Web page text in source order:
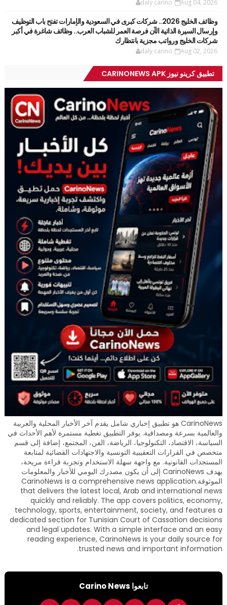
daly carino Aug 04, 2026
وظائف الخليج 2026.. شركات كبرى في السعودية والإمارات تفتح باب التوظيف
وإرسال السيرة الذاتية الآن فرصة العمر للشباب العرب.. وظائف شاغرة في أكبر
شركات الخليج ورواتب مجزية بانتظارك
daly carino Aug 02, 2026
تطبيق كرينو نيوز CARINONEWS APK
CarinoNews هو تطبيق إخباري شامل يقدم آخر الأخبار المحلية والعربية
والعالمية بسرعة ومصداقية. يوفر التطبيق تغطية مستمرة لأهم الأحداث في
السياسة، الاقتصاد، التكنولوجيا، الرياضة، الفن، المجتمع، إضافة إلى قسم
متخصص في القرارات التعقيبية التونسية والاجتهادات القضائية لمتابعة
المستجدات القانونية. مع واجهة سهلة الاستخدام وتجربة قراءة مريحة،
يهدف CarinoNews إلى أن يكون مصدرك اليومي للأخبار والمعلومات
الموثوقة.CarinoNews is a comprehensive news application
that delivers the latest local, Arab and international news
quickly and reliably. The app covers politics, economy,
technology, sports, entertainment, society, and features a
dedicated section for Tunisian Court of Cassation decisions
and legal updates. With a simple interface and an easy
reading experience, CarinoNews is your daily source for
trusted news and important information.
تابعوا Carino News